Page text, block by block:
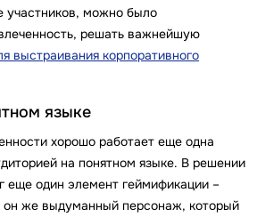
участников, можно было
решать важнейшую
выстраивания корпоративного
языке
хорошо работает еще одна
на понятном языке. В решении
еще один элемент геймификации –
он же выдуманный персонаж, который